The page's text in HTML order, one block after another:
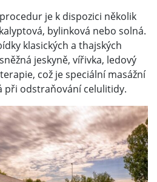
je k dispozici několik
bylinková nebo solná.
klasických a thajských
jeskyně, vířivka, ledový
což je speciální masážní
při odstraňování celulitidy.